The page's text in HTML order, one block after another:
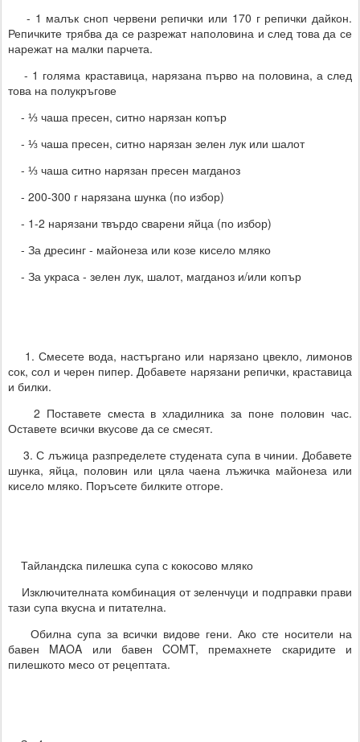
- 1 малък сноп червени репички или 170 г репички дайкон.
Репичките трябва да се разрежат наполовина и след това да се
нарежат на малки парчета.
- 1 голяма краставица, нарязана първо на половина, а след
това на полукръгове
- ⅓ чаша пресен, ситно нарязан копър
- ⅓ чаша пресен, ситно нарязан зелен лук или шалот
- ⅓ чаша ситно нарязан пресен магданоз
- 200-300 г нарязана шунка (по избор)
- 1-2 нарязани твърдо сварени яйца (по избор)
- За дресинг - майонеза или козе кисело мляко
- За украса - зелен лук, шалот, магданоз и/или копър
1. Смесете вода, настъргано или нарязано цвекло, лимонов
сок, сол и черен пипер. Добавете нарязани репички, краставица
и билки.
2 Поставете сместа в хладилника за поне половин час.
Оставете всички вкусове да се смесят.
3. С лъжица разпределете студената супа в чинии. Добавете
шунка, яйца, половин или цяла чаена лъжичка майонеза или
кисело мляко. Поръсете билките отгоре.
Тайландска пилешка супа с кокосово мляко
Изключителната комбинация от зеленчуци и подправки прави
тази супа вкусна и питателна.
Обилна супа за всички видове гени. Ако сте носители на
бавен MAOA или бавен COMT, премахнете скаридите и
пилешкото месо от рецептата.